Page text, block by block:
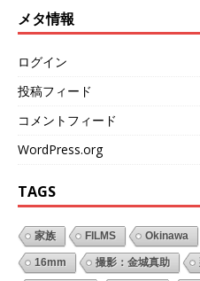
メタ情報
ログイン
投稿フィード
コメントフィード
WordPress.org
TAGS
家族 FILMS Okinawa
16mm 撮影：金城真助